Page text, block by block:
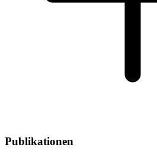
Publikationen